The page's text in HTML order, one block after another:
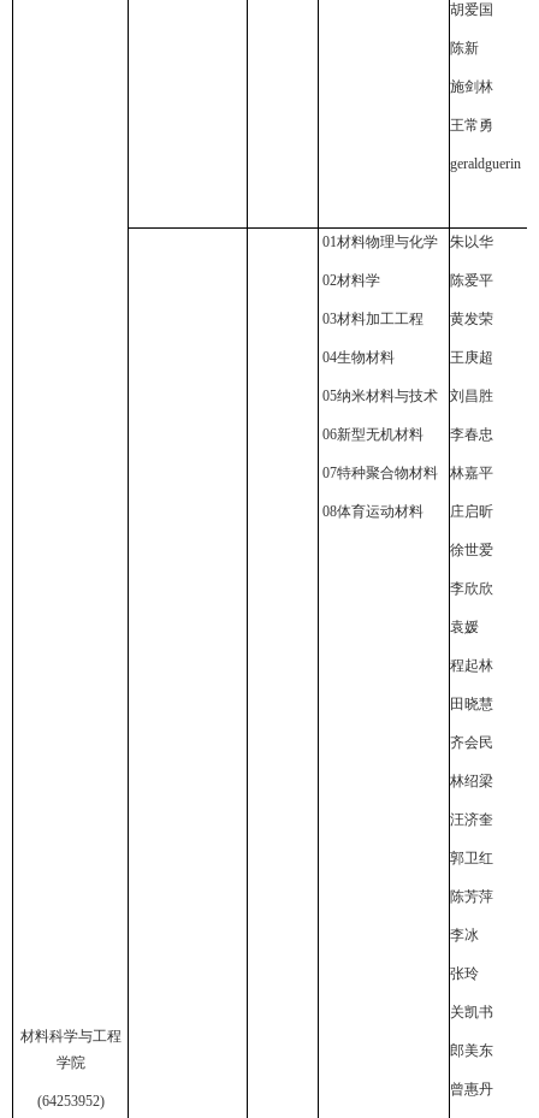
材料科学与工程
学院
(64253952)
胡爱国
陈新
施剑林
王常勇
geraldguerin
01材料物理与化学
02材料学
03材料加工工程
04生物材料
05纳米材料与技术
06新型无机材料
07特种聚合物材料
08体育运动材料
朱以华
陈爱平
黄发荣
王庚超
刘昌胜
李春忠
林嘉平
庄启昕
徐世爱
李欣欣
袁媛
程起林
田晓慧
齐会民
林绍梁
汪济奎
郭卫红
陈芳萍
李冰
张玲
关凯书
郎美东
曾惠丹